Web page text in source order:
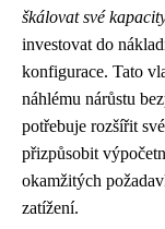
škálovat své
investovat do
konfigurace. Tato
náhlému nárůstu
potřebuje rozšířit
přizpůsobit
okamžitých
zatížení.